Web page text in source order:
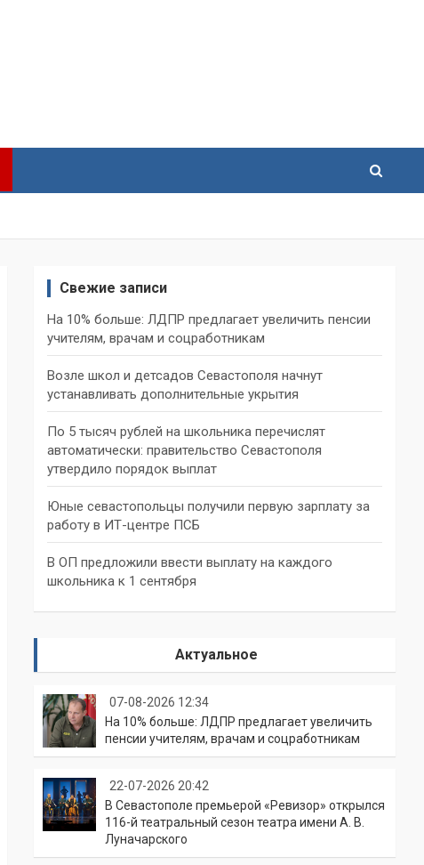
Свежие записи
На 10% больше: ЛДПР предлагает увеличить пенсии
учителям, врачам и соцработникам
Возле школ и детсадов Севастополя начнут
устанавливать дополнительные укрытия
По 5 тысяч рублей на школьника перечислят
автоматически: правительство Севастополя
утвердило порядок выплат
Юные севастопольцы получили первую зарплату за
работу в ИТ-центре ПСБ
В ОП предложили ввести выплату на каждого
школьника к 1 сентября
Актуальное
07-08-2026 12:34
На 10% больше: ЛДПР предлагает увеличить
пенсии учителям, врачам и соцработникам
22-07-2026 20:42
В Севастополе премьерой «Ревизор» открылся
116-й театральный сезон театра имени А. В.
Луначарского